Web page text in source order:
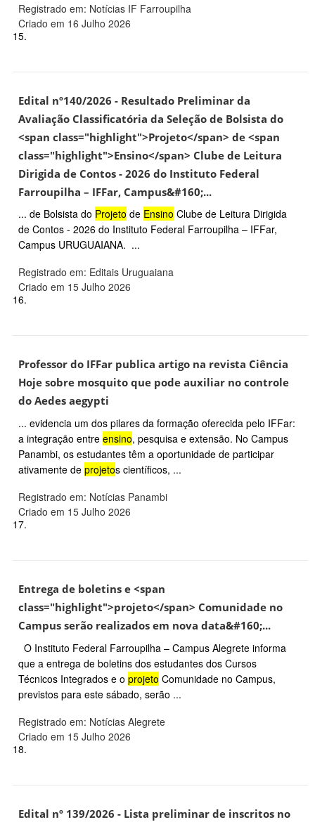
Registrado em: Notícias IF Farroupilha
Criado em 16 Julho 2026
15.
Edital nº140/2026 - Resultado Preliminar da
Avaliação Classificatória da Seleção de Bolsista do
<span class="highlight">Projeto</span> de <span
class="highlight">Ensino</span> Clube de Leitura
Dirigida de Contos - 2026 do Instituto Federal
Farroupilha – IFFar, Campus&#160;...
... de Bolsista do Projeto de Ensino Clube de Leitura Dirigida
de Contos - 2026 do Instituto Federal Farroupilha – IFFar,
Campus URUGUAIANA. ...
Registrado em: Editais Uruguaiana
Criado em 15 Julho 2026
16.
Professor do IFFar publica artigo na revista Ciência
Hoje sobre mosquito que pode auxiliar no controle
do Aedes aegypti
... evidencia um dos pilares da formação oferecida pelo IFFar:
a integração entre ensino, pesquisa e extensão. No Campus
Panambi, os estudantes têm a oportunidade de participar
ativamente de projetos científicos, ...
Registrado em: Notícias Panambi
Criado em 15 Julho 2026
17.
Entrega de boletins e <span
class="highlight">projeto</span> Comunidade no
Campus serão realizados em nova data&#160;...
O Instituto Federal Farroupilha – Campus Alegrete informa
que a entrega de boletins dos estudantes dos Cursos
Técnicos Integrados e o projeto Comunidade no Campus,
previstos para este sábado, serão ...
Registrado em: Notícias Alegrete
Criado em 15 Julho 2026
18.
Edital nº 139/2026 - Lista preliminar de inscritos no